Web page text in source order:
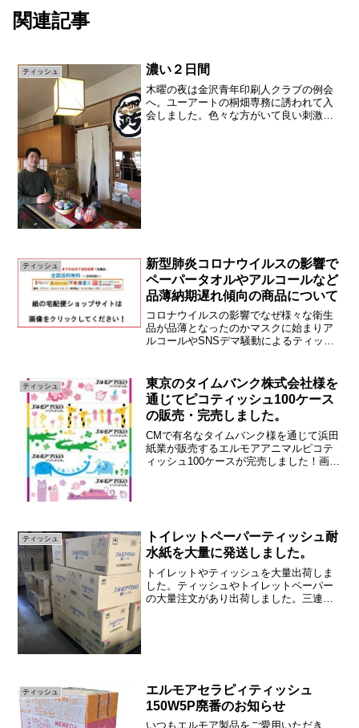
関連記事
ティッシュ 濃い２日間
木曜の夜は金沢青年印刷人クラブの例会
へ。ユーアートの桐畑専務に誘われて入
会しました。色々な方がいて良い刺激を
ティッシュ
新型肺炎コロナウイルスの影響で
ペーパータオルやアルコールなど
品薄納期遅れ傾向の商品について
コロナウイルスの影響でなぜ様々な衛生
品が品薄となったのかマスクに始まりア
ルコールやSNSデマ騒動によるティッシ
てみました。コロナウイルスの影響で品
薄商品は？現在深刻な影...
ティッシュ
東京のタイムバンク株式会社様を
通じてピコティッシュ100ケース
の販売・完売しました。
CMで有名なタイムバンク様を通じて浜田
紙業が販売するエルモアアニマルピコテ
ィッシュ100ケースが完売しました！画像
ティッシュ
トイレットペーパーティッシュ耐
水紙を大量に発送しました。
トイレットやティッシュを大量出荷しま
した。ティッシュやトイレットペーパー
の大量注文があり出荷しました。三連休
ティッシュ
エルモアセラピィティッシュ
150W5P廃番のお知らせ
いつもエルモア製品をご愛用いただき、